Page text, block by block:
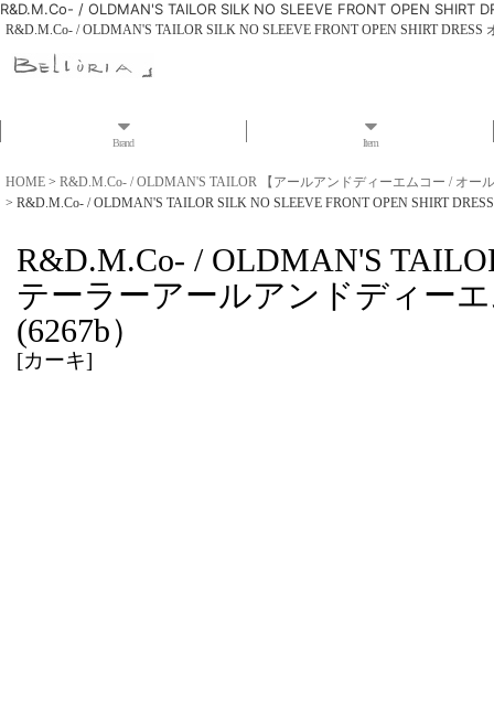
R&D.M.Co- / OLDMAN'S TAILOR SILK NO SLEEVE FRONT OPEN SHIRT
R&D.M.Co- / OLDMAN'S TAILOR SILK NO SLEEVE FRONT OPEN SHIRT
Brand Item
HOME > R&D.M.Co- / OLDMAN'S TAILOR 【アールアンドディーエムコー / オー
> R&D.M.Co- / OLDMAN'S TAILOR SILK NO SLEEVE FRONT OPEN SHIRT
R&D.M.Co- / OLDMAN'S
テーラーアールアンドディー
(6267b）
[カーキ]